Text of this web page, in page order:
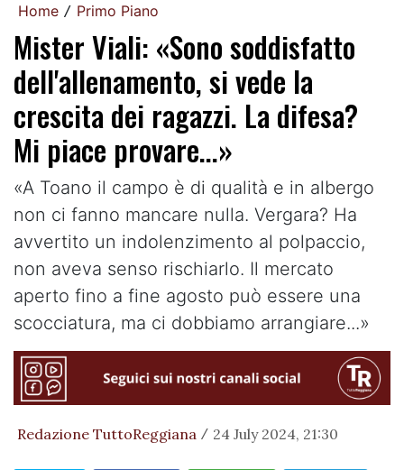
Home / Primo Piano
Mister Viali: «Sono soddisfatto
dell'allenamento, si vede la
crescita dei ragazzi. La difesa?
Mi piace provare...»
«A Toano il campo è di qualità e in albergo
non ci fanno mancare nulla. Vergara? Ha
avvertito un indolenzimento al polpaccio,
non aveva senso rischiarlo. Il mercato
aperto fino a fine agosto può essere una
scocciatura, ma ci dobbiamo arrangiare...»
Redazione TuttoReggiana / 24 July 2024, 21:30